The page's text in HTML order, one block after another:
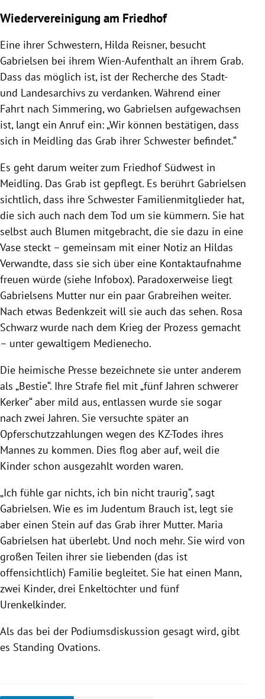
Wiedervereinigung am Friedhof
Eine ihrer Schwestern, Hilda Reisner, besucht
Gabrielsen bei ihrem Wien-Aufenthalt an ihrem Grab.
Dass das möglich ist, ist der Recherche des Stadt-
und Landesarchivs zu verdanken. Während einer
Fahrt nach Simmering, wo Gabrielsen aufgewachsen
ist, langt ein Anruf ein: „Wir können bestätigen, dass
sich in Meidling das Grab ihrer Schwester befindet.“
Es geht darum weiter zum Friedhof Südwest in
Meidling. Das Grab ist gepflegt. Es berührt Gabrielsen
sichtlich, dass ihre Schwester Familienmitglieder hat,
die sich auch nach dem Tod um sie kümmern. Sie hat
selbst auch Blumen mitgebracht, die sie dazu in eine
Vase steckt – gemeinsam mit einer Notiz an Hildas
Verwandte, dass sie sich über eine Kontaktaufnahme
freuen würde (siehe Infobox). Paradoxerweise liegt
Gabrielsens Mutter nur ein paar Grabreihen weiter.
Nach etwas Bedenkzeit will sie auch das sehen. Rosa
Schwarz wurde nach dem Krieg der Prozess gemacht
– unter gewaltigem Medienecho.
Die heimische Presse bezeichnete sie unter anderem
als „Bestie“. Ihre Strafe fiel mit „fünf Jahren schwerer
Kerker“ aber mild aus, entlassen wurde sie sogar
nach zwei Jahren. Sie versuchte später an
Opferschutzzahlungen wegen des KZ-Todes ihres
Mannes zu kommen. Dies flog aber auf, weil die
Kinder schon ausgezahlt worden waren.
„Ich fühle gar nichts, ich bin nicht traurig“, sagt
Gabrielsen. Wie es im Judentum Brauch ist, legt sie
aber einen Stein auf das Grab ihrer Mutter. Maria
Gabrielsen hat überlebt. Und noch mehr. Sie wird von
großen Teilen ihrer sie liebenden (das ist
offensichtlich) Familie begleitet. Sie hat einen Mann,
zwei Kinder, drei Enkeltöchter und fünf
Urenkelkinder.
Als das bei der Podiumsdiskussion gesagt wird, gibt
es Standing Ovations.